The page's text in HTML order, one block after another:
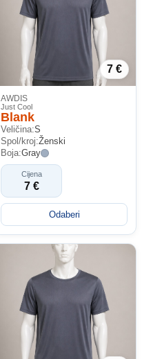
7 €
AWDIS
Just Cool
Blank
Veličina:S
Spol/kroj:Ženski
Boja:Gray
Cijena
7 €
Odaberi